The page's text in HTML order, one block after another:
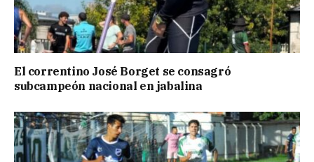
El correntino José Borget se consagró
subcampeón nacional en jabalina